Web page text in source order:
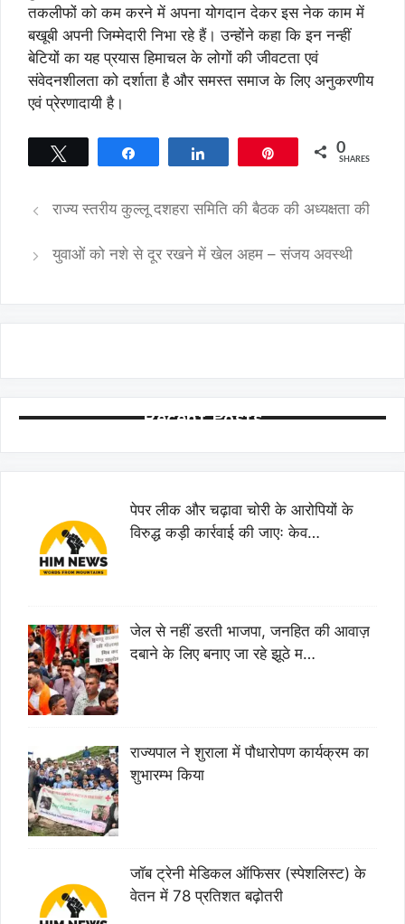
तकलीफों को कम करने में अपना योगदान देकर इस नेक काम में
बखूबी अपनी जिम्मेदारी निभा रहे हैं। उन्होंने कहा कि इन नन्हीं
बेटियों का यह प्रयास हिमाचल के लोगों की जीवटता एवं
संवेदनशीलता को दर्शाता है और समस्त समाज के लिए अनुकरणीय
एवं प्रेरणादायी है।
0
SHARES
राज्य स्तरीय कुल्लू दशहरा समिति की बैठक की अध्यक्षता की
युवाओं को नशे से दूर रखने में खेल अहम – संजय अवस्थी
Recent Posts
पेपर लीक और चढ़ावा चोरी के आरोपियों के
विरुद्ध कड़ी कार्रवाई की जाएः केव…
जेल से नहीं डरती भाजपा, जनहित की आवाज़
दबाने के लिए बनाए जा रहे झूठे म…
राज्यपाल ने शुराला में पौधारोपण कार्यक्रम का
शुभारम्भ किया
जॉब ट्रेनी मेडिकल ऑफिसर (स्पेशलिस्ट) के
वेतन में 78 प्रतिशत बढ़ोतरी